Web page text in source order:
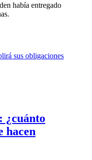
había entregado
¿cuánto
hacen